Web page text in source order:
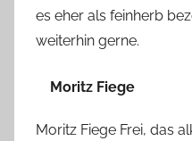
es eher als feinherb
weiterhin gerne.
Moritz Fiege
Moritz Fiege Frei, das